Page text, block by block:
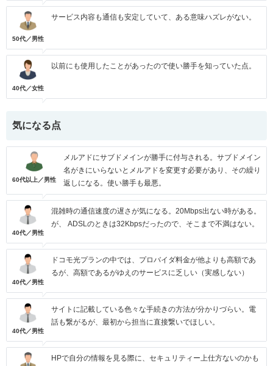
50代／男性
サービス内容も通信も安定していて、ある意味ハズレがない。
40代／女性
以前にも使用したことがあったので使い勝手を知っていた点。
気になる点
60代以上／男性
メルアドにサブドメインが勝手に付与される。サブドメイン
名がきにいらないとメルアドを変更す必要があり、その繰り
返しになる。使い勝手も最悪。
40代／男性
混雑時の通信速度の遅さが気になる。20Mbps出ない時がある。
が、 ADSLのときは32Kbpsだったので、そこまで不満はない。
40代／男性
ドコモ光プランの中では、プロバイダ料金が他よりも高額であ
るが、高額であるがゆえのサービスに乏しい（実感しない）
40代／男性
サイトに記載している色々な手続きの方法が分かりづらい。電
話も繋がるが、最初から担当に直接繋いでほしい。
HPで自分の情報を見る際に、セキュリティー上仕方ないのかも